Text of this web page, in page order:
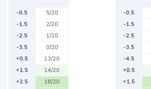
-0.5
5/20
-1.5
2/20
-2.5
1/20
-3.5
0/20
+0.5
13/20
+1.5
14/20
+2.5
18/20
-0.5
-1.5
-2.5
-3.5
-4.5
+0.5
+1.5